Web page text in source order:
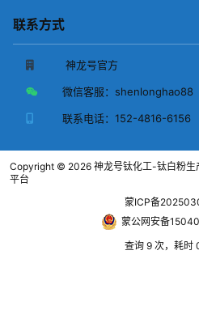
联系方式
神龙号官方
微信客服： shenlonghao88
联系电话： 152-4816-6156
Copyright © 2026 神龙号钛化工-钛白粉
平台
蒙ICP备
蒙公网安备
查询 9 次，耗时